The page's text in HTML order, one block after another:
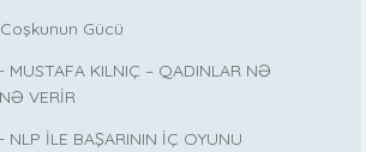
Gücü
MUSTAFA KILNIÇ – QADINLAR NƏ
VERİR
NLP İLE BAŞARININ İÇ OYUNU